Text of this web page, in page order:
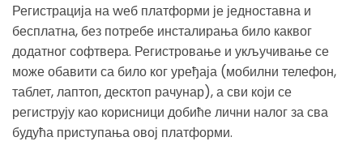
Регистрација на wеб платформи је једноставна и
бесплатна, без потребе инсталирања било каквог
додатног софтвера. Регистровање и укључивање се
може обавити са било ког уређаја (мобилни телефон,
таблет, лаптоп, десктоп рачунар), а сви који се
региструју као корисници добиће лични налог за сва
будућа приступања овој платформи.